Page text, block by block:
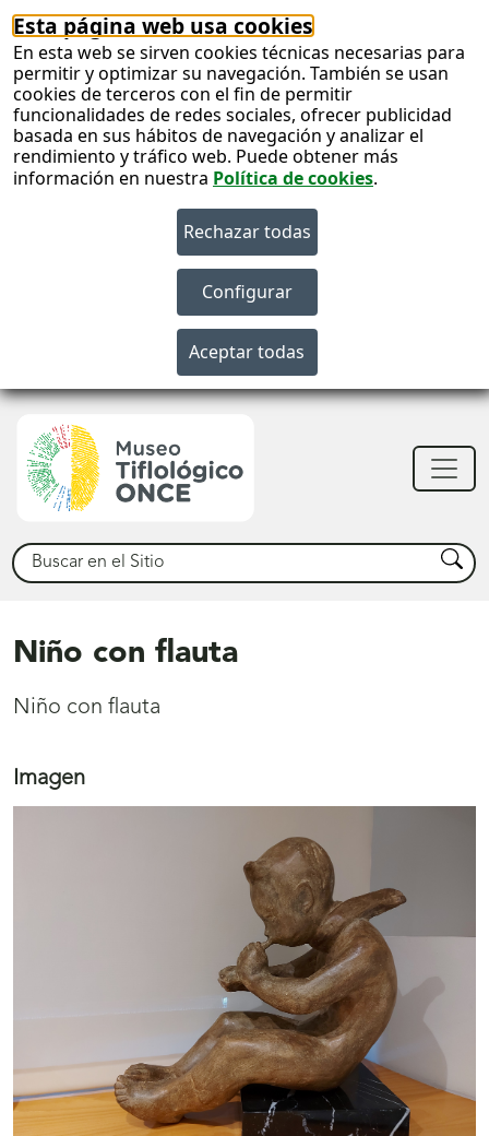
Esta página web usa cookies
En esta web se sirven cookies técnicas necesarias para
permitir y optimizar su navegación. También se usan
cookies de terceros con el fin de permitir
funcionalidades de redes sociales, ofrecer publicidad
basada en sus hábitos de navegación y analizar el
rendimiento y tráfico web. Puede obtener más
información en nuestra Política de cookies.
Buscar Buscar
Niño con flauta
Niño con flauta
Imagen